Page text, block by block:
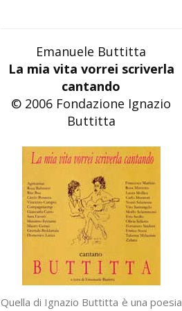
Emanuele Buttitta
La mia vita vorrei scriverla
cantando
© 2006 Fondazione Ignazio
Buttitta
Quella di Ignazio Buttitta è una poesia